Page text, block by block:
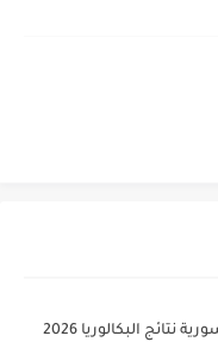
نتائج البكالوريا 2026